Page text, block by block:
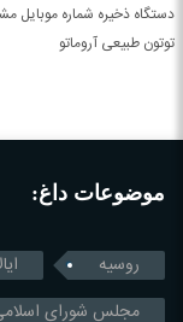
دستگاه ذخیره شماره موبایل
توتون طبیعی آروماتو
موضوعات داغ:
روسیه
مجلس شورای